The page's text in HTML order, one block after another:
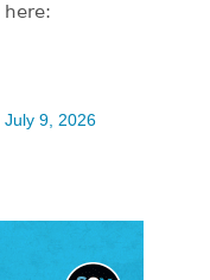
July 9, 2026